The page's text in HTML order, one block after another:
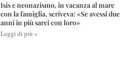
Isis e neonazismo, in vacanza al mare
con la famiglia, scriveva: «Se avessi due
anni in più sarei con loro»
Leggi di più »